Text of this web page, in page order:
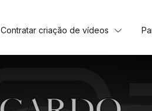
Contratar criação de vídeos